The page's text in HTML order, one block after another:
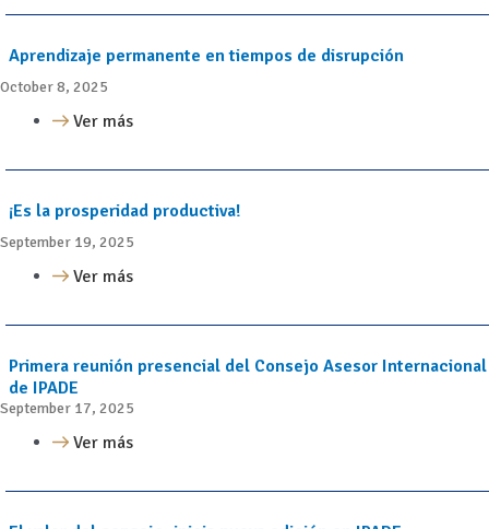
Aprendizaje permanente en tiempos de disrupción
October 8, 2025
Ver más
¡Es la prosperidad productiva!
September 19, 2025
Ver más
Primera reunión presencial del Consejo Asesor Internacional
de IPADE
September 17, 2025
Ver más